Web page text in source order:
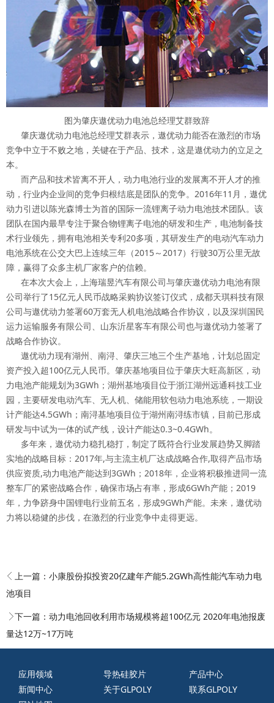
图为肇庆遨优动力电池总经理艾群致辞
肇庆遨优动力电池总经理艾群表示，遨优动力能否在激烈的市场
竞争中立于不败之地，关键在于产品、技术，这是遨优动力的立足之
本。
而产品和技术皆离不开人，动力电池行业的发展离不开人才的推
动，行业内企业间的竞争归根结底是团队的竞争。2016年11月，遨优
动力引进以陈光森博士为首的国际一流锂离子动力电池技术团队。该
团队在国内最早专注于聚合物锂离子电池的研发和生产，电池制备技
术行业领先，拥有电池相关专利20多项，其研发生产的电动汽车动力
电池系统在公交大巴上连续三年（2015～2017）行驶30万公里无故
障，赢得了众多主机厂家客户的信赖。
在本次大会上，上海瑞昱汽车有限公司与肇庆遨优动力电池有限
公司举行了15亿元人民币战略采购协议签订仪式，成都天琪科技有限
公司与遨优动力签署60万套无人机电池战略合作协议，以及深圳国民
运力运输服务有限公司、山东沂星客车有限公司也与遨优动力签署了
战略合作协议。
遨优动力现有湖州、南浔、肇庆三地三个生产基地，计划总固定
资产投入超100亿元人民币。肇庆基地项目位于肇庆大旺高新区，动
力电池产能规划为3GWh；湖州基地项目位于浙江湖州远通科技工业
园，主要研发电动汽车、无人机、储能用软包动力电池系统，一期设
计产能达4.5GWh；南浔基地项目位于湖州南浔练市镇，目前已形成
研发与中试为一体的试产线，设计产能达0.3~0.4GWh。
多年来，遨优动力稳扎稳打，制定了既符合行业发展趋势又脚踏
实地的战略目标：2017年,与主流主机厂达成战略合作,取得产品市场
供应资质,动力电池产能达到3GWh；2018年，企业将积极推进同一流
整车厂的紧密战略合作，确保市场占有率，形成6GWh产能；2019
年，力争跻身中国锂电行业前五名，形成9GWh产能。未来，遨优动
力将以稳健的步伐，在激烈的行业竞争中走得更远。
上一篇： 小康股份拟投资20亿建年产能5.2GWh高性能汽车动力电
池项目
下一篇： 动力电池回收利用市场规模将超100亿元 2020年电池报废
量达12万~17万吨
应用领域 导热硅胶片
产品中心
新闻中心
关于GLPOLY
联系GLPOLY